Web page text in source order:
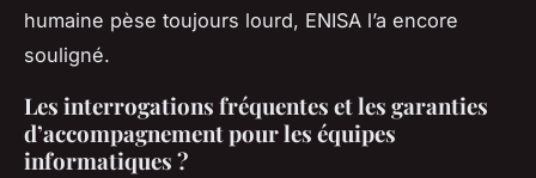
humaine pèse toujours lourd, ENISA l’a encore
souligné.
Les interrogations fréquentes et les garanties
d’accompagnement pour les équipes
informatiques ?